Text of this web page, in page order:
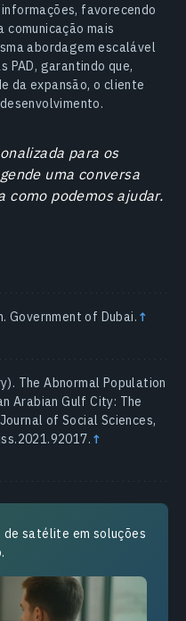
favorecendo
comunicação mais
abordagem escalável
PAD, garantindo que,
da expansão, o cliente
para os
uma conversa
como podemos ajudar.
Government of Dubai. ↑
The Abnormal Population
Arabian Gulf City: The
of Social Sciences,
↑
de satélite em soluções